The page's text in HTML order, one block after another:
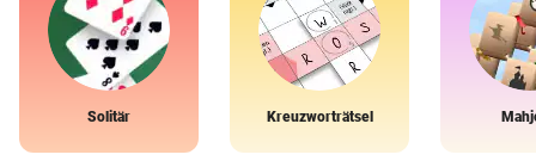
Solitär Kreuzworträtsel